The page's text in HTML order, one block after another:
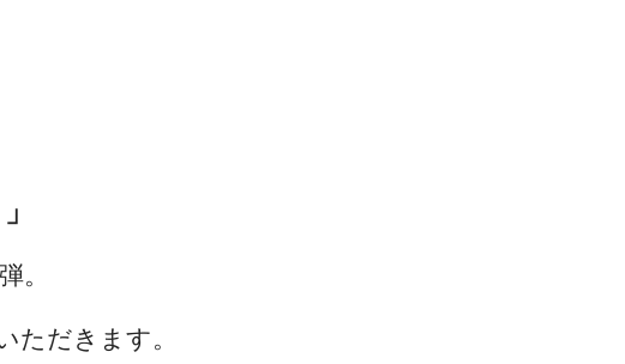
グツアーの第1弾。
ただきます。